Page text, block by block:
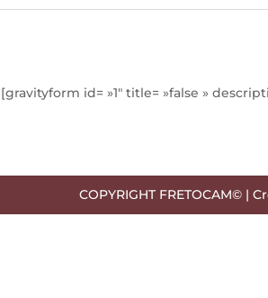
[gravityform id= »1″ title= »false »
COPYRIGHT FRETOCAM© |